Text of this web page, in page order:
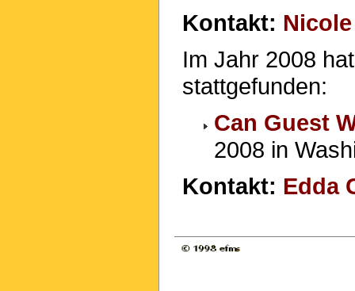
Kontakt:
Im Jahr 2008
stattgefunden:
Can Guest
2008 in
Kontakt: Edda